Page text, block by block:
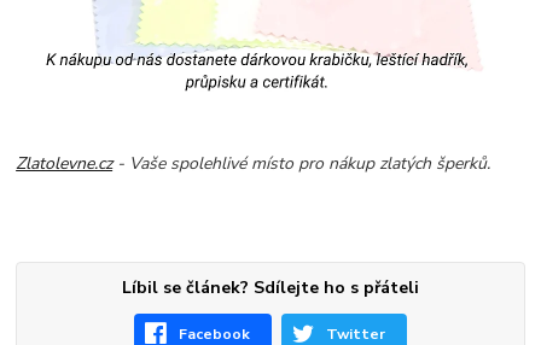
Zlatolevne.cz- Vaše spolehlivé místo pro nákup zlatých šperků.
Líbil se článek? Sdílejte ho s přáteli
Facebook Twitter